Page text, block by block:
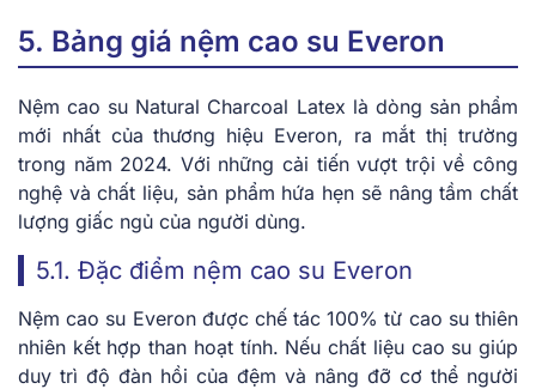
5. Bảng giá nệm cao su Everon
Nệm cao su Natural Charcoal Latex là dòng sản phẩm
mới nhất của thương hiệu Everon, ra mắt thị trường
trong năm 2024. Với những cải tiến vượt trội về công
nghệ và chất liệu, sản phẩm hứa hẹn sẽ nâng tầm chất
lượng giấc ngủ của người dùng.
5.1. Đặc điểm nệm cao su Everon
Nệm cao su Everon được chế tác 100% từ cao su thiên
nhiên kết hợp than hoạt tính. Nếu chất liệu cao su giúp
duy trì độ đàn hồi của đệm và nâng đỡ cơ thể người